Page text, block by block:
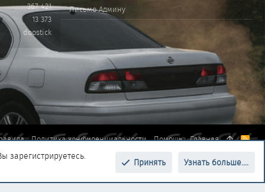
367 421
13 373
doostick
Письмо Админу
Политика конфиденциальности Помощь Главная
R
зарегистрируетесь.
Принять Узнать больше....